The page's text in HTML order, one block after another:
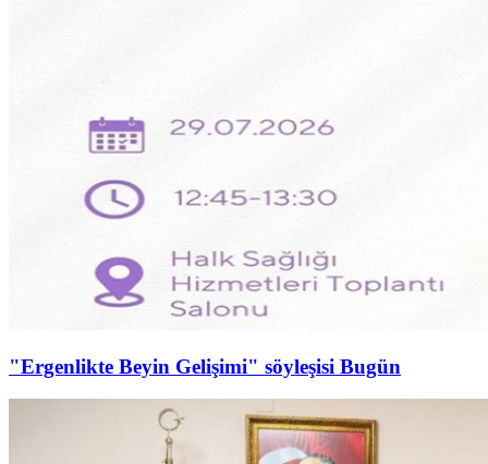
"Ergenlikte Beyin Gelişimi" söyleşisi Bugün